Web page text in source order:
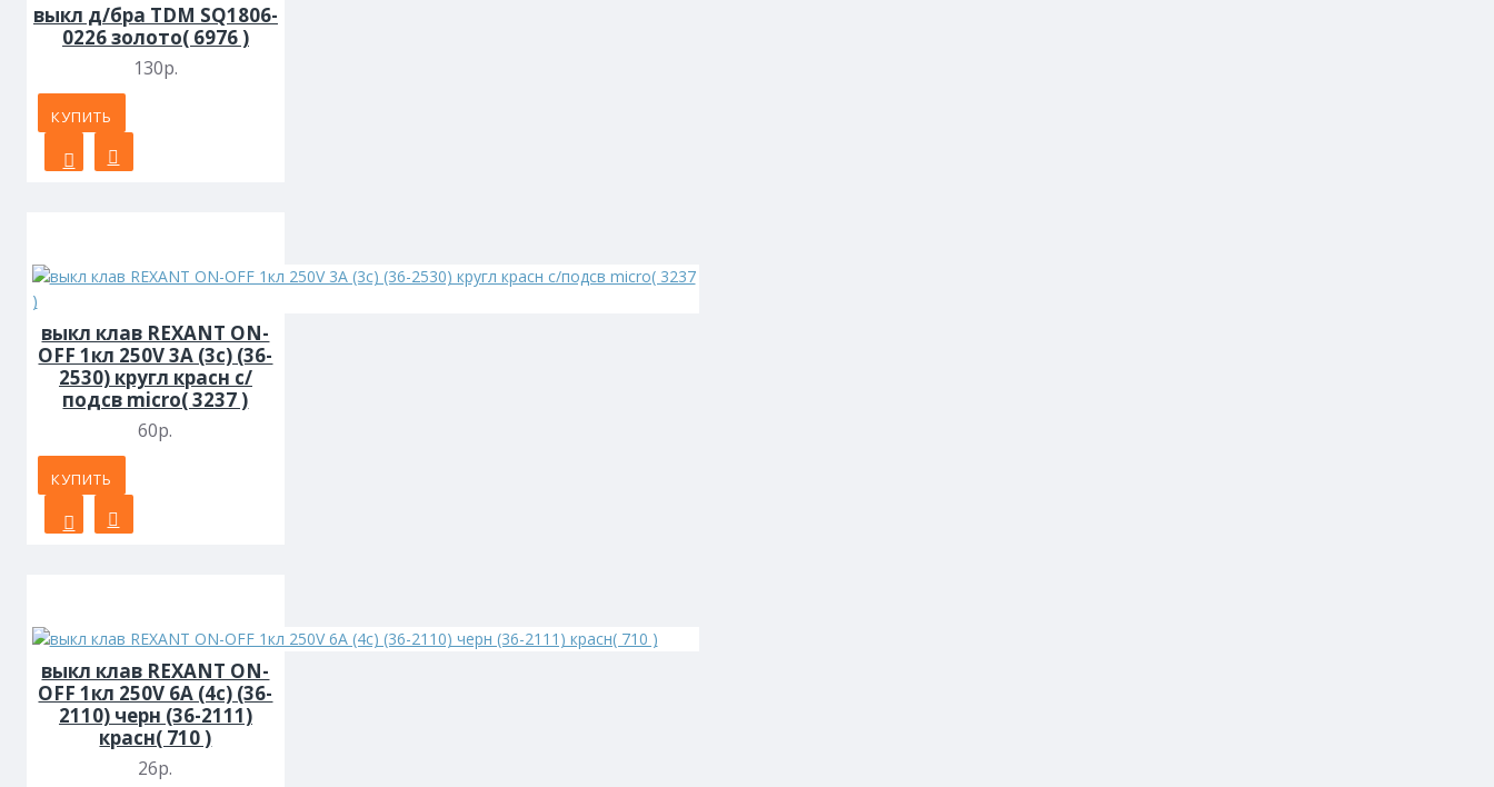
выкл д/бра TDM SQ1806-
0226 золото( 6976 )
130р.
КУПИТЬ
выкл клав REXANT ON-
OFF 1кл 250V 3А (3с) (36-
2530) кругл красн с/
подсв micro( 3237 )
60р.
КУПИТЬ
выкл клав REXANT ON-
OFF 1кл 250V 6А (4с) (36-
2110) черн (36-2111)
красн( 710 )
26р.